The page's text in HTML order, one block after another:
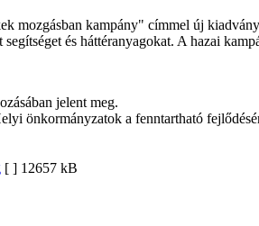
mozgásban kampány" címmel új
és háttéranyagokat. A hazai
jelent meg.
önkormányzatok a fenntartható
[ ] 12657 kB